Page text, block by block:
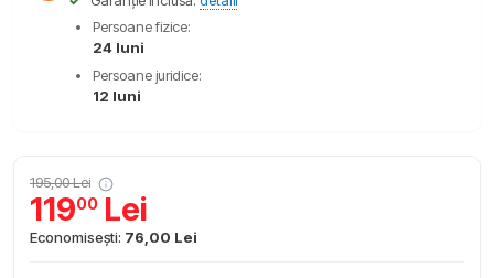
Persoane fizice:
24 luni
Persoane juridice:
12 luni
195,00 Lei
11900 Lei
Economisești: 76,00 Lei